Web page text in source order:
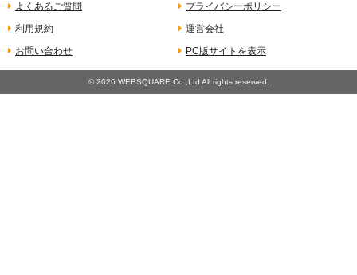
よくあるご質問
プライバシーポリシー
利用規約
運営会社
お問い合わせ
PC版サイトを表示
©2026 WEBSQUARE Co.,Ltd All rights reserved.